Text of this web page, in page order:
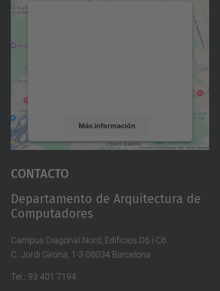
Más información
Aceptar
powered by
Contacto
Departamento de Arquitectura de
Computadores
Campus Diagonal Nord, Edificios D6 i C6
C. Jordi Girona, 1-3 08034 Barcelona
Tel.: 93 401 7194